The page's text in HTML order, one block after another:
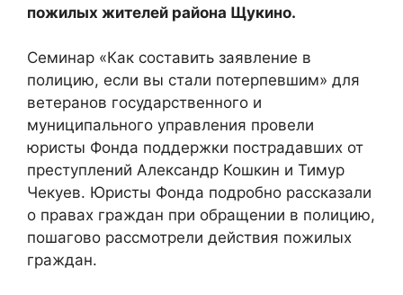
пожилых жителей района Щукино.
Семинар «Как составить заявление в
полицию, если вы стали потерпевшим» для
ветеранов государственного и
муниципального управления провели
юристы Фонда поддержки пострадавших от
преступлений Александр Кошкин и Тимур
Чекуев. Юристы Фонда подробно рассказали
о правах граждан при обращении в полицию,
пошагово рассмотрели действия пожилых
граждан.